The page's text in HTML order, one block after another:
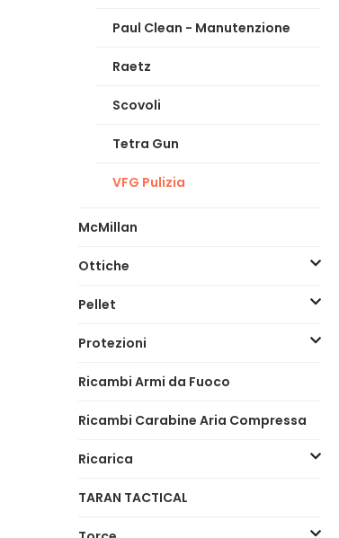
Paul Clean - Manutenzione
Raetz
Scovoli
Tetra Gun
VFG Pulizia
McMillan
Ottiche
Pellet
Protezioni
Ricambi Armi da Fuoco
Ricambi Carabine Aria Compressa
Ricarica
TARAN TACTICAL